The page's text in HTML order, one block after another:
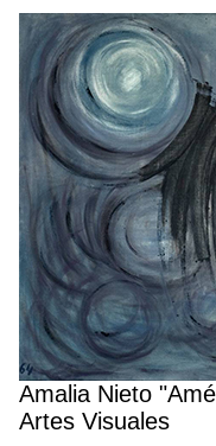
Amalia Nieto "Amé
Artes Visuales